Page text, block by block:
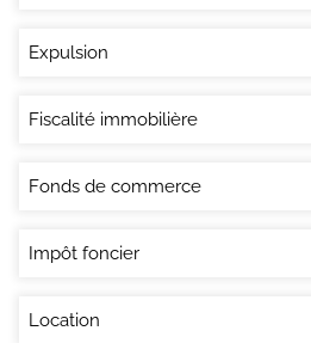
Expulsion
Fiscalité immobilière
Fonds de commerce
Impôt foncier
Location